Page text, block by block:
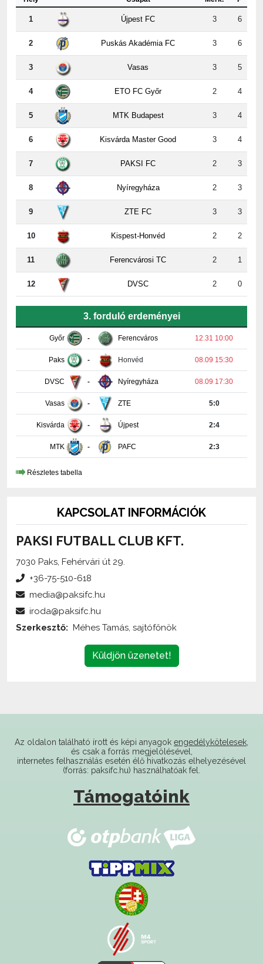
2 Puskás Akadémia FC 3 6
3 Vasas 3 5
4 ETO FC Győr 2 4
5 MTK Budapest 3 4
6 Kisvárda Master Good 3 4
7 PAKSI FC 2 3
8 Nyíregyháza 2 3
9 ZTE FC 3 3
10 Kispest-Honvéd 2 2
11 Ferencvárosi TC 2 1
12 DVSC 2 0
- Ferencváros
Paks Honvéd 08.09 15:30
DVSC Nyíregyháza 08.09 17:30
Vasas ZTE 5:0
Kisvárda Újpest 2:4
MTK PAFC 2:3
Részletes tabella
PAKSI FUTBALL CLUB KFT.
7030 Paks, Fehérvári út 29.
Küldjön üzenetet!
internetes felhasználás esetén élő hivatkozás elhelyezésével
(forrás: paksifc.hu) használhatóak fel.
Támogatóink